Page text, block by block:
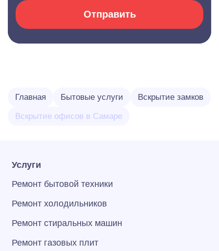
Отправить
Главная Бытовые услуги Вскрытие замков
Вскрытие офисов в Самаре
Услуги
Ремонт бытовой техники
Ремонт холодильников
Ремонт стиральных машин
Ремонт газовых плит